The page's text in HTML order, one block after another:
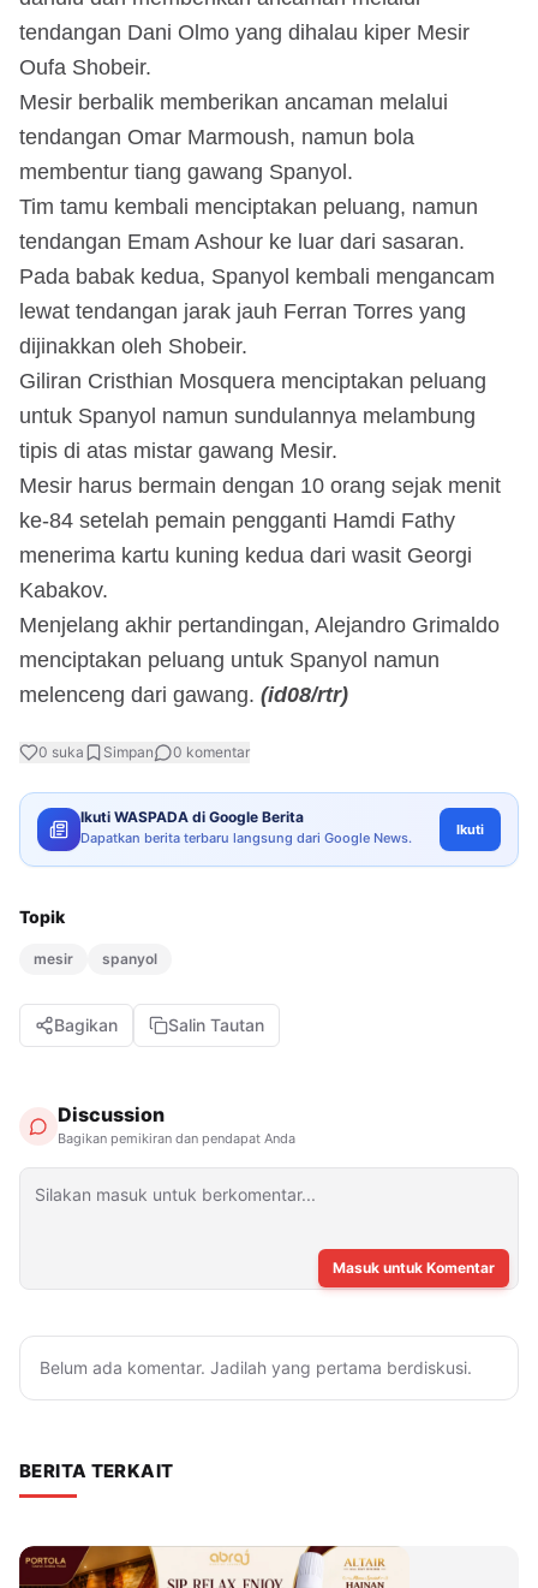
tendangan Dani Olmo yang dihalau kiper Mesir
Oufa Shobeir.
Mesir berbalik memberikan ancaman melalui
tendangan Omar Marmoush, namun bola
membentur tiang gawang Spanyol.
Tim tamu kembali menciptakan peluang, namun
tendangan Emam Ashour ke luar dari sasaran.
Pada babak kedua, Spanyol kembali mengancam
lewat tendangan jarak jauh Ferran Torres yang
dijinakkan oleh Shobeir.
Giliran Cristhian Mosquera menciptakan peluang
untuk Spanyol namun sundulannya melambung
tipis di atas mistar gawang Mesir.
Mesir harus bermain dengan 10 orang sejak menit
ke-84 setelah pemain pengganti Hamdi Fathy
menerima kartu kuning kedua dari wasit Georgi
Kabakov.
Menjelang akhir pertandingan, Alejandro Grimaldo
menciptakan peluang untuk Spanyol namun
melenceng dari gawang. (id08/rtr)
0 suka Simpan 0 komentar
Ikuti WASPADA di Google Berita
Dapatkan berita terbaru langsung dari Google News. Ikuti
Topik
mesir spanyol
Bagikan Salin Tautan
Discussion
Bagikan pemikiran dan pendapat Anda
Masuk untuk Komentar
Belum ada komentar. Jadilah yang pertama berdiskusi.
BERITA TERKAIT